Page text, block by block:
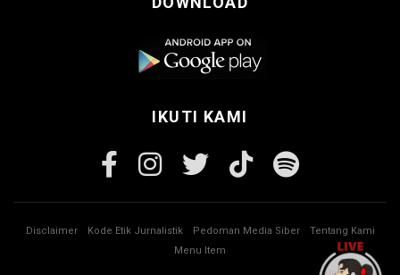
IKUTI KAMI
Disclaimer Kode Etik Jurnalistik Pedoman Media Siber
Tentang Kami
Menu Item